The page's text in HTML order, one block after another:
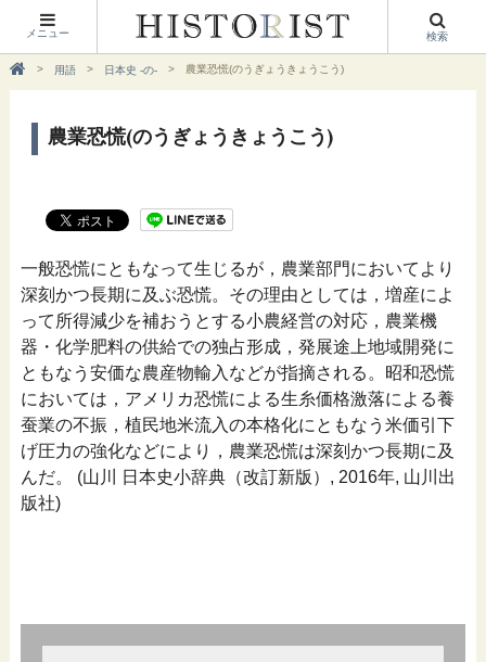
メニュー 検索
用語 日本史 -の- 農業恐慌(のうぎょうきょうこう)
農業恐慌(のうぎょうきょうこう)
一般恐慌にともなって生じるが，農業部門においてより
深刻かつ長期に及ぶ恐慌。その理由としては，増産によ
って所得減少を補おうとする小農経営の対応，農業機
器・化学肥料の供給での独占形成，発展途上地域開発に
ともなう安価な農産物輸入などが指摘される。昭和恐慌
においては，アメリカ恐慌による生糸価格激落による養
蚕業の不振，植民地米流入の本格化にともなう米価引下
げ圧力の強化などにより，農業恐慌は深刻かつ長期に及
んだ。 (山川 日本史小辞典（改訂新版）, 2016年, 山川出
版社)